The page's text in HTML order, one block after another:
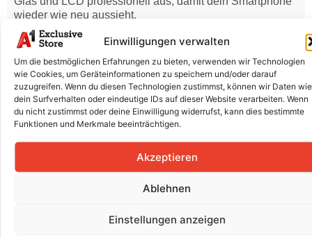
Einwilligungen verwalten
Um die bestmöglichen Erfahrungen zu bieten, verwenden wir Technologien
wie Cookies, um Geräteinformationen zu speichern und/oder darauf
zuzugreifen. Wenn du diesen Technologien zustimmst, können wir Daten wie
dein Surfverhalten oder eindeutige IDs auf dieser Website verarbeiten. Wenn
du nicht zustimmst oder deine Einwilligung widerrufst, kann dies bestimmte
Funktionen und Merkmale beeinträchtigen.
Akzeptieren
Ablehnen
Einstellungen anzeigen
wieder wie neu aussieht.
Batterieaustausch
Der Akku entlädt sich schnell oder lädt nicht mehr richtig?
Wir ersetzen die Batterie fachgerecht für volle Leistung.
Batterieaustausch (Original
Apple)
€ 200
Der Akku entlädt sich schnell oder lädt nicht mehr richtig?
Wir ersetzen die Batterie fachgerecht für volle Leistung.
reparieren oder tauschen die Rückkamera für gestochen